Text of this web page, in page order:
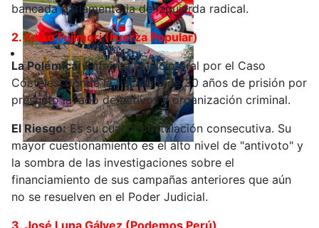
bancada parlamentaria de izquierda radical.
2. Keiko Fujimori (Fuerza Popular)
La Polémica:Enfrenta el juicio oral por el Caso
Cócteles, donde la fiscalía pide 30 años de prisión por
presunto lavado de activos y organización criminal.
El Riesgo:Es su cuarta postulación consecutiva. Su
mayor cuestionamiento es el alto nivel de "antivoto" y
la sombra de las investigaciones sobre el
financiamiento de sus campañas anteriores que aún
no se resuelven en el Poder Judicial.